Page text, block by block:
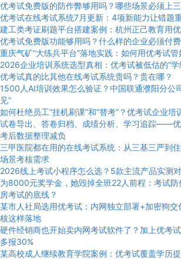
优考试免费版的防作弊够用吗？哪些场景必须上
优考试在线考试系统7月更新：4项新能力让错题
建工类考证刷题平台搭建案例：杭州正己教育用
优考试免费版功能够用吗？什么样的企业必须付
重庆气矿“大练兵平台”落地实践：如何用优考试
2026企业培训系统选型真相：优考试被低估的“学
优考试真的比其他在线考试系统贵吗？贵在哪？
1500人AI培训效果怎么验证？中国联通濮阳分公
见”
如何杜绝员工“挂机刷课”和“替考”？优考试企业
试卷导出、答卷归档、成绩分析、学习追踪——
考后数据整理减负
三甲医院都在用的在线考试系统：从三基三严到
场景考核需求
2026线上考试小程序怎么选？5款主流产品实测
为8000元奖学金，她毁掉全班22人前程：考试
房考试的底线？
某市人社局选用优考试：内网独立部署+加密狗
核这样落地
硬件经销商也开始卖内网考试软件了？加上优考
多报30%
某高校成人继续教育学院案例：优考试覆盖学历